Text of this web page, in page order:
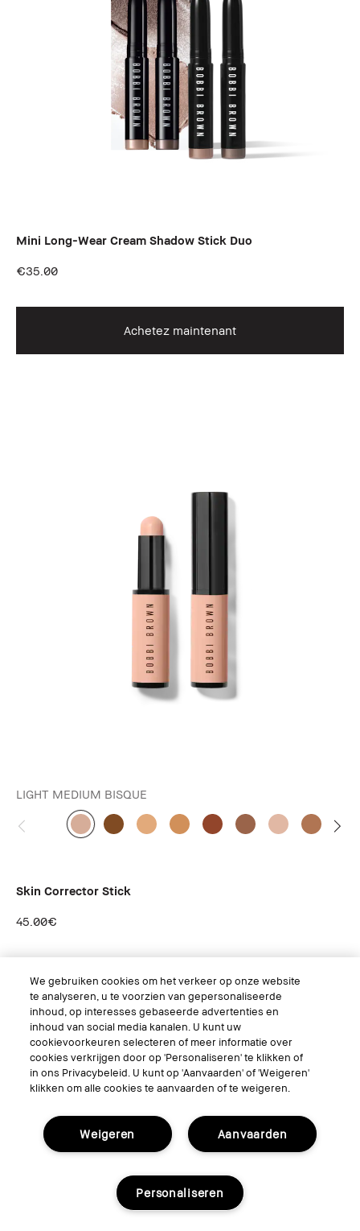
Mini Long-Wear Cream Shadow Stick Duo
€35.00
Achetez maintenant
LIGHT MEDIUM BISQUE
Skin Corrector Stick
45.00€
Achetez maintenant
We gebruiken cookies om het verkeer op onze website
te analyseren, u te voorzien van gepersonaliseerde
inhoud, op interesses gebaseerde advertenties en
inhoud van social media kanalen. U kunt uw
cookievoorkeuren selecteren of meer informatie over
cookies verkrijgen door op 'Personaliseren' te klikken of
in ons Privacybeleid. U kunt op 'Aanvaarden' of 'Weigeren'
klikken om alle cookies te aanvaarden of te weigeren.
Aanvaarden
Weigeren
Personaliseren